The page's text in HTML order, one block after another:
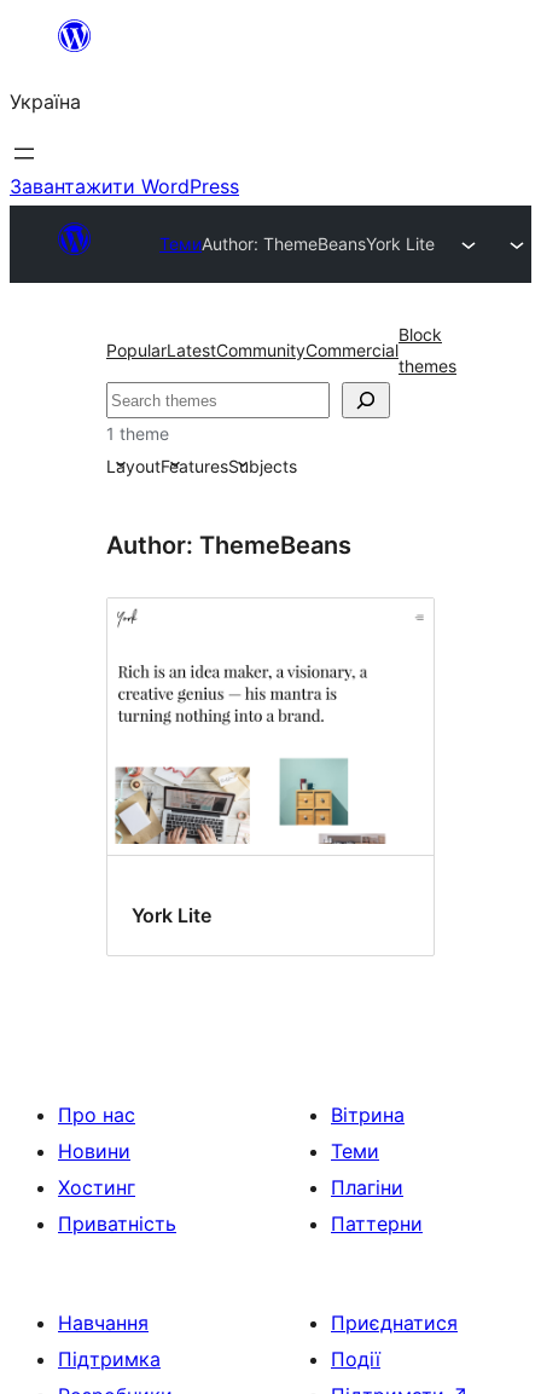
Перейти
вмісту
Україна
Завантажити WordPress
ТемиAuthor: ThemeBeansYork Lite
PopularLatestCommunityCommercial
Block
themes
Пошук
1 theme
LayoutFeaturesSubjects
Author: ThemeBeans
York Lite
Про нас
Новини
Хостинг
Приватність
Вітрина
Теми
Плагіни
Паттерни
Навчання
Підтримка
Приєднатися
Події